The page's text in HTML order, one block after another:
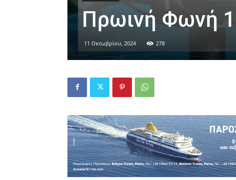
Πρωινή Φωνή
11 Οκτωβρίου, 2024 278